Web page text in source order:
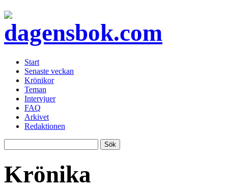
Start
Senaste veckan
Krönikor
Teman
Intervjuer
FAQ
Arkivet
Redaktionen
Krönika